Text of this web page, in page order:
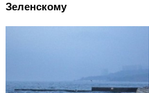
Зеленскому